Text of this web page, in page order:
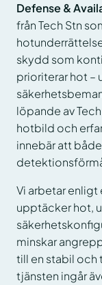
Defense &
från Tech Stn
skydd som
prioriterar hot –
löpande av
hotbild och
innebär att
Vi arbetar
upptäcker hot,
minskar
till en stabil och
tjänsten ingår